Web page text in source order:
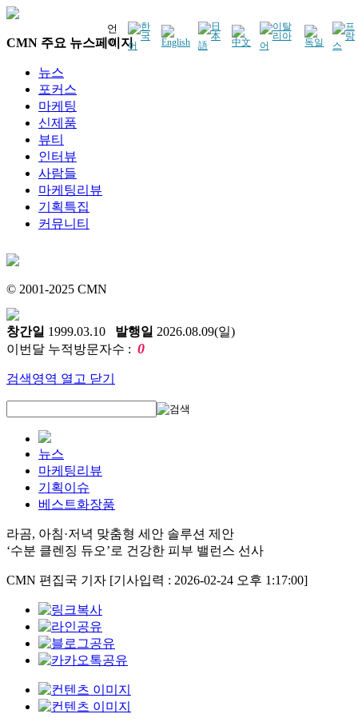
언
어
CMN 주요 뉴스페이지
뉴스
포커스
마케팅
신제품
뷰티
인터뷰
사람들
마케팅리뷰
기획특집
커뮤니티
© 2001-2025 CMN
창간일 1999.03.10 발행일 2026.08.09(일)
이번달 누적방문자수 : 0
검색영역 열고 닫기
뉴스
마케팅리뷰
기획이슈
베스트화장품
라곰, 아침·저녁 맞춤형 세안 솔루션 제안
‘수분 클렌징 듀오’로 건강한 피부 밸런스 선사
CMN 편집국 기자 [기사입력 : 2026-02-24 오후 1:17:00]